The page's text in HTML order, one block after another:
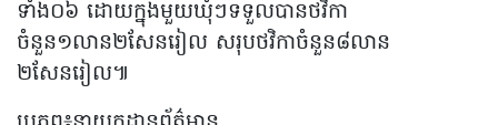
ទាំង០៦ ដោយក្នុងមួយឃុំៗទទួលបានថវិកា
ចំនួន១លាន២សែនរៀល សរុបថវិកាចំនួន៨លាន
២សែនរៀល៕